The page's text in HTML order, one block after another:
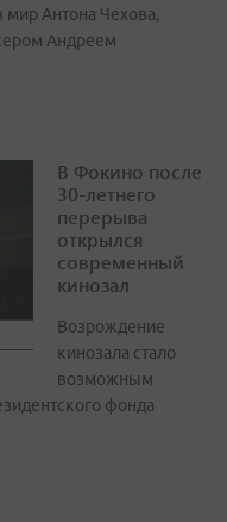
мир Антона Чехова,
Андреем
В Фокино после
30-летнего
перерыва
открылся
современный
кинозал
Возрождение
кинозала стало
возможным
фонда